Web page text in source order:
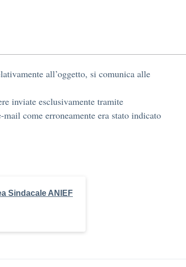
all’oggetto, si comunica alle
inviate esclusivamente tramite
come erroneamente era stato indicato
Sindacale ANIEF